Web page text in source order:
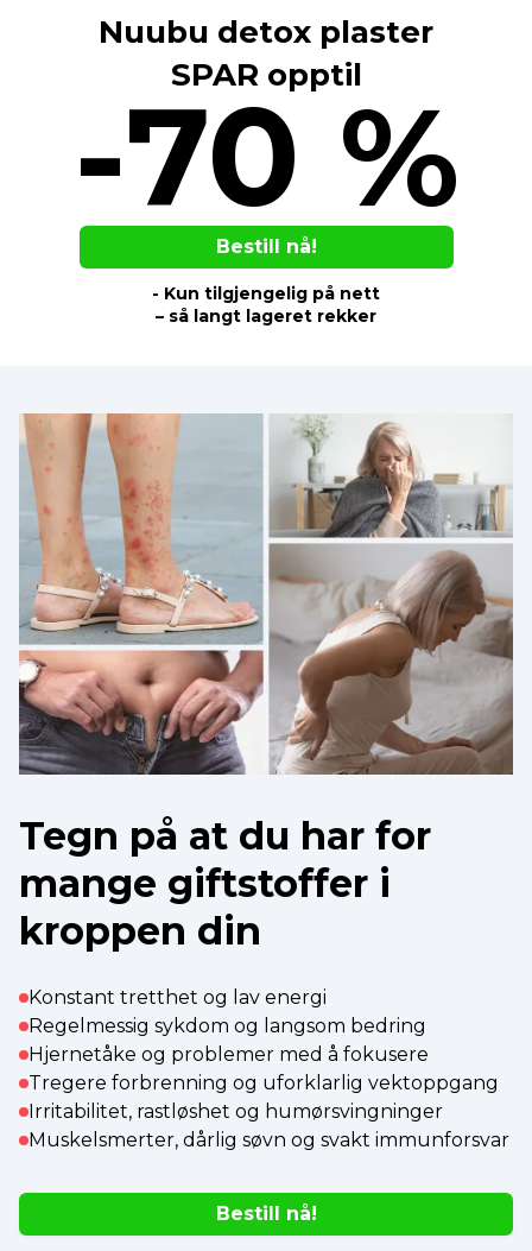
Nuubu detox plaster
SPAR opptil
-70 %
Bestill nå!
- Kun tilgjengelig på nett
– så langt lageret rekker
Tegn på at du har for
mange giftstoffer i
kroppen din
Konstant tretthet og lav energi
Regelmessig sykdom og langsom bedring
Hjernetåke og problemer med å fokusere
Tregere forbrenning og uforklarlig vektoppgang
Irritabilitet, rastløshet og humørsvingninger
Muskelsmerter, dårlig søvn og svakt immunforsvar
Bestill nå!